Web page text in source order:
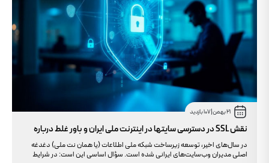
21 بهمن |107 بازدید
نقش SSL در دسترسی سایتها در اینترنت ملی ایران و باور غلط درباره
دامنه های IR
در سال‌های اخیر، توسعه زیرساخت شبکه ملی اطلاعات (یا همان نت ملی) دغدغه
اصلی مدیران وب‌سایت‌های ایرانی شده است. سؤال اساسی این است: در شرایط